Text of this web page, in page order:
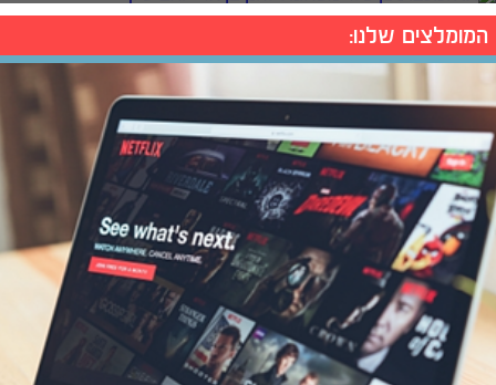
המומלצים שלנו: